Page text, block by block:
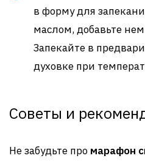
в форму для
маслом, добавьте
Запекайте в
духовке при
Советы и
Не забудьте про марафон